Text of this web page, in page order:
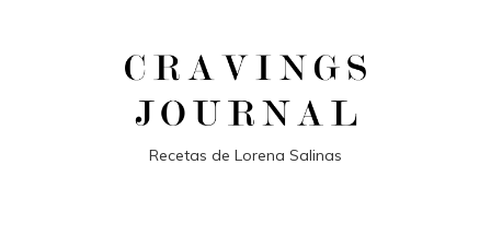
Recetas de Lorena Salinas